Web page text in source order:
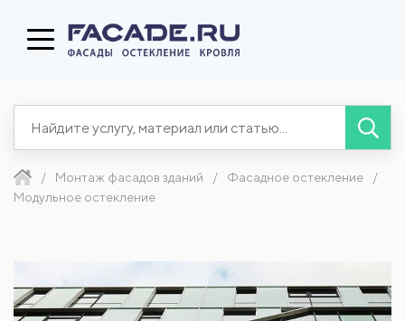
Монтаж фасадов зданий
Фасадное остекление
Модульное остекление